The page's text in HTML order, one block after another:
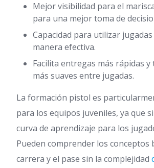
Mejor visibilidad para el
para una mejor toma de
Capacidad para utilizar
manera efectiva.
Facilita entregas más rápidas
más suaves entre jugadas.
La formación pistol es
para los equipos juveniles, ya que
curva de aprendizaje para los
Pueden comprender los conceptos
carrera y el pase sin la complejidad